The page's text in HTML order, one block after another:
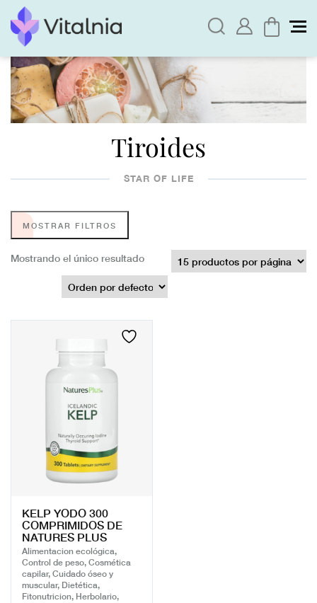
Tiroides
STAR OF LIFE
MOSTRAR FILTROS
Mostrando el único resultado
KELP YODO 300
COMPRIMIDOS DE
NATURES PLUS
Alimentacion ecológica,
Control de peso, Cosmética
capilar, Cuidado óseo y
muscular, Dietética,
Fitonutricion, Herbolario,